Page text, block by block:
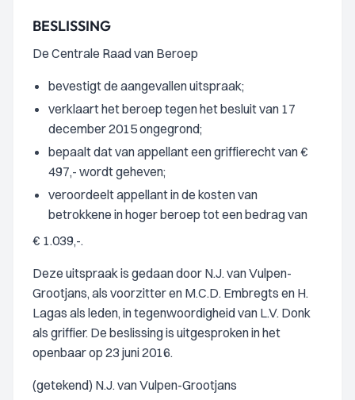
BESLISSING
De Centrale Raad van Beroep
bevestigt de aangevallen uitspraak;
verklaart het beroep tegen het besluit van 17
december 2015 ongegrond;
bepaalt dat van appellant een griffierecht van €
497,- wordt geheven;
veroordeelt appellant in de kosten van
betrokkene in hoger beroep tot een bedrag van
€ 1.039,-.
Deze uitspraak is gedaan door N.J. van Vulpen-
Grootjans, als voorzitter en M.C.D. Embregts en H.
Lagas als leden, in tegenwoordigheid van L.V. Donk
als griffier. De beslissing is uitgesproken in het
openbaar op 23 juni 2016.
(getekend) N.J. van Vulpen-Grootjans